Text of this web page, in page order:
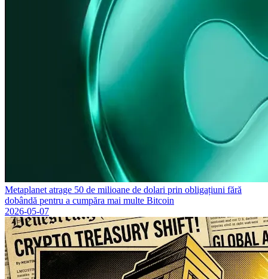
Metaplanet atrage 50 de milioane de dolari prin obligațiuni fără
dobândă pentru a cumpăra mai multe Bitcoin
2026-05-07